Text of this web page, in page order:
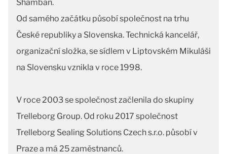
Shamban.
Od samého začátku působí společnost na trhu
České republiky a Slovenska. Technická kancelář,
organizační složka, se sídlem v Liptovském Mikuláši
na Slovensku vznikla v roce 1998.
V roce 2003 se společnost začlenila do skupiny
Trelleborg Group. Od roku 2017 společnost
Trelleborg Sealing Solutions Czech s.r.o. působí v
Praze a má 25 zaměstnanců.